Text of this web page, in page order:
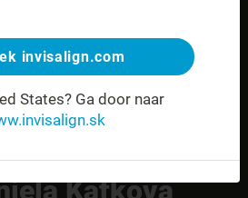
Kafkova
invisalign.com
States? Ga door naar